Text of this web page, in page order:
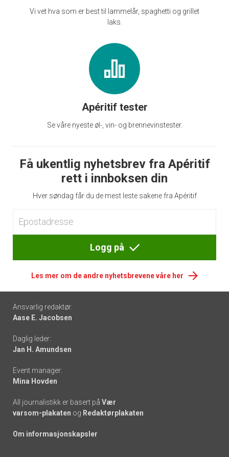
Vi vet hva som er best til lammelår, spaghetti og grillet
laks.
Apéritif tester
Se våre nyeste øl-, vin- og brennevinstester.
Få ukentlig nyhetsbrev fra Apéritif
rett i innboksen din
Hver søndag får du de mest leste sakene fra Apéritif
Logg på
Les mer om de andre nyhetsbrevene våre her
Footer
-
links
Ansvarlig redaktør:
Aase E. Jacobsen
Daglig leder:
Jan H. Amundsen
Event manager:
Mina Hovden
All journalistikk er basert på Vær
varsom-plakaten og Redaktørplakaten
Om informasjonskapsler